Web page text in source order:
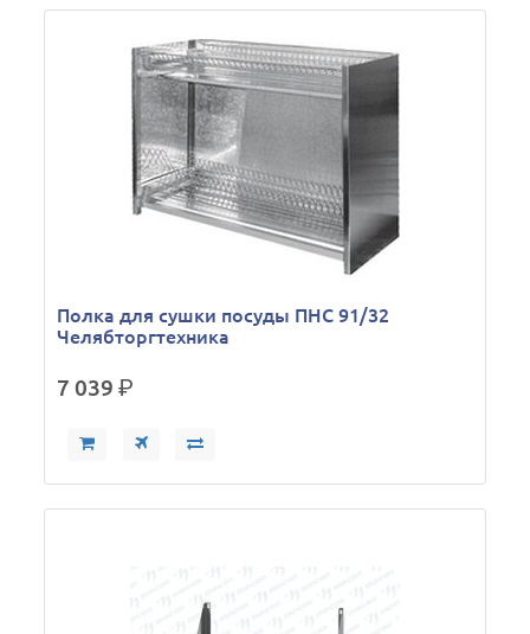
Полка для сушки посуды ПНС 91/32
Челябторгтехника
7 039р.